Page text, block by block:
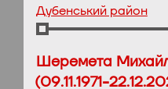
Дубенський район
Шеремета
(09.11.1971-